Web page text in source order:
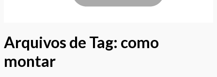
Arquivos de Tag: como
montar